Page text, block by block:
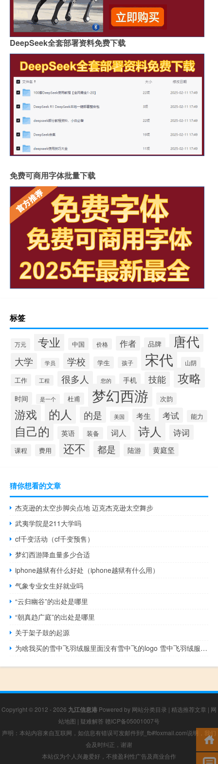
DeepSeek全套部署资料免费下载
免费可商用字体批量下载
标签
万元 专业 中国 价格 作者 品牌 唐代
大学 学员 学校 学生 孩子 宋代 山阴
工作 工程 很多人 您的 手机 技能 攻略
时间 是一个 杜甫 梦幻西游 次韵
游戏 的人 的是 美国 考生 考试 能力
自己的 英语 装备 词人 诗人 诗词
课程 费用 还不 都是 陆游 黄庭坚
猜你想看的文章
杰克逊的太空步脚尖点地 迈克杰克逊太空舞步
武夷学院是211大学吗
cf千变活动（cf千变预售）
梦幻西游降血量多少合适
iphone越狱有什么好处（iphone越狱有什么用）
气象专业女生好就业吗
“云归幽谷”的出处是哪里
“朝真趋广庭”的出处是哪里
关于架子鼓的起源
为啥我买的雪中飞羽绒服里面没有雪中飞的logo 雪中飞羽绒服女款
Copyright © 2012 - 2026 九江信息港 Powered by 网站分类目录 | 精选推荐文章 | 网
站地图 | 疑难解答 赣ICP备05001007号
声明：本站内容来自互联网，如信息有错误可发邮件到f_fb#foxmail.com说明，我们
会及时纠正，谢谢
本站仅为个人兴趣爱好，不接盈利性广告及商业合作